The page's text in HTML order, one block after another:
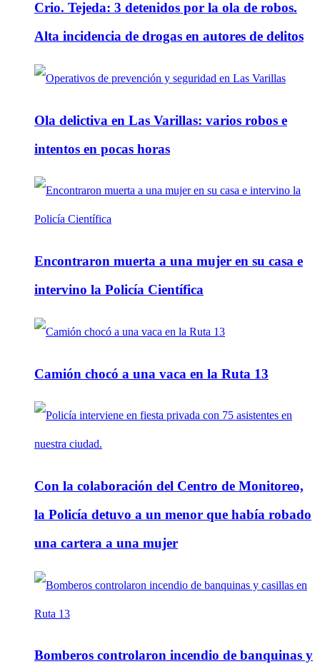
Crio. Tejeda: 3 detenidos por la ola de robos.
Alta incidencia de drogas en autores de delitos
Ola delictiva en Las Varillas: varios robos e
intentos en pocas horas
Encontraron muerta a una mujer en su casa e
intervino la Policía Científica
Camión chocó a una vaca en la Ruta 13
Con la colaboración del Centro de Monitoreo,
la Policía detuvo a un menor que había robado
una cartera a una mujer
Bomberos controlaron incendio de banquinas y